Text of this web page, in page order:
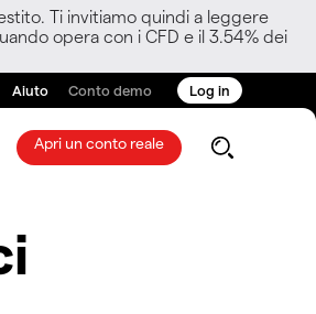
Ti invitiamo quindi a leggere
opera con i CFD e il 3.54% dei
Aiuto Conto demo Log in
Apri un conto reale